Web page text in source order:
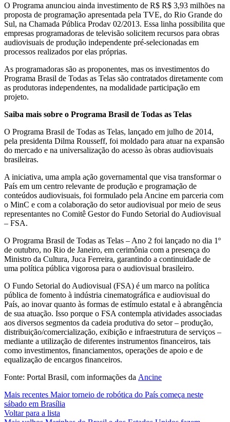
O Programa anunciou ainda investimento de R$ R$ 3,93 milhões na
proposta de programação apresentada pela TVE, do Rio Grande do
Sul, na Chamada Pública Prodav 02/2013. Essa linha possibilita que
empresas programadoras de televisão solicitem recursos para obras
audiovisuais de produção independente pré-selecionadas em
processos realizados por elas próprias.
As programadoras são as proponentes, mas os investimentos do
Programa Brasil de Todas as Telas são contratados diretamente com
as produtoras independentes, na modalidade participação em
projeto.
Saiba mais sobre o Programa Brasil de Todas as Telas
O Programa Brasil de Todas as Telas, lançado em julho de 2014,
pela presidenta Dilma Rousseff, foi moldado para atuar na expansão
do mercado e na universalização do acesso às obras audiovisuais
brasileiras.
A iniciativa, uma ampla ação governamental que visa transformar o
País em um centro relevante de produção e programação de
conteúdos audiovisuais, foi formulado pela Ancine em parceria com
o MinC e com a colaboração do setor audiovisual por meio de seus
representantes no Comitê Gestor do Fundo Setorial do Audiovisual
– FSA.
O Programa Brasil de Todas as Telas – Ano 2 foi lançado no dia 1º
de outubro, no Rio de Janeiro, em cerimônia com a presença do
Ministro da Cultura, Juca Ferreira, garantindo a continuidade de
uma política pública vigorosa para o audiovisual brasileiro.
O Fundo Setorial do Audiovisual (FSA) é um marco na política
pública de fomento à indústria cinematográfica e audiovisual do
País, ao inovar quanto às formas de estímulo estatal e à abrangência
de sua atuação. Isso porque o FSA contempla atividades associadas
aos diversos segmentos da cadeia produtiva do setor – produção,
distribuição/comercialização, exibição e infraestrutura de serviços –
mediante a utilização de diferentes instrumentos financeiros, tais
como investimentos, financiamentos, operações de apoio e de
equalização de encargos financeiros.
Fonte: Portal Brasil, com informações da Ancine
Mais recentes Maior torneio de robótica do País começa neste
sábado em Brasília
Voltar para a lista